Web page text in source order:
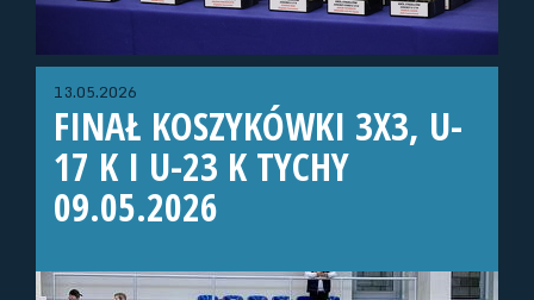
13.05.2026
FINAŁ KOSZYKÓWKI 3X3, U-
17 K I U-23 K TYCHY
09.05.2026